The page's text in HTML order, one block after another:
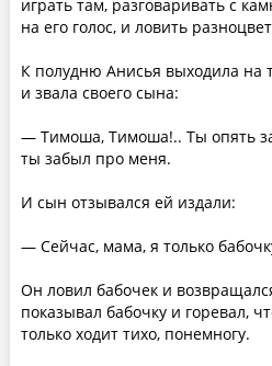
играть там, разговаривать с
на его голос, и ловить
К полудню Анисья выходила на
и звала своего сына:
— Тимоша, Тимоша!.. Ты опять
ты забыл про меня.
И сын отзывался ей издали:
— Сейчас, мама, я только
Он ловил бабочек и
показывал бабочку и горевал,
только ходит тихо, понемногу.